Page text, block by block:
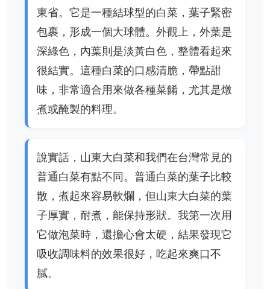
東省。它是一種結球型的白菜，葉子緊密
包裹，形成一個大球體。外觀上，外葉是
深綠色，內葉則是淡黃白色，整體看起來
很結實。這種白菜的口感清脆，帶點甜
味，非常適合用來做各種菜餚，尤其是燉
煮或醃製的料理。
說實話，山東大白菜和我們在台灣常見的
普通白菜有點不同。普通白菜的葉子比較
散，煮起來容易軟爛，但山東大白菜的葉
子厚實，耐煮，能保持形狀。我第一次用
它做泡菜時，還擔心會太硬，結果發現它
吸收調味料的效果很好，吃起來爽口不
膩。